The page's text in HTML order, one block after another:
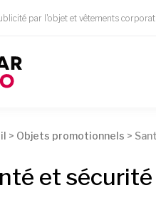
par l'objet et vêtements
> Objets promotionnels >
et